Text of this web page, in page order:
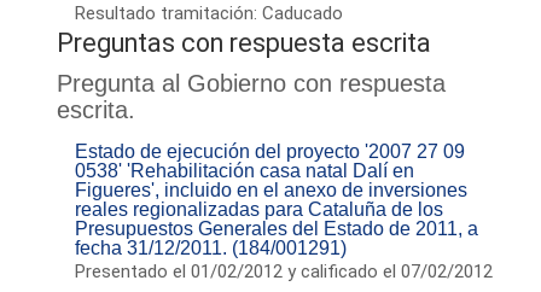
Resultado tramitación: Caducado
Preguntas con respuesta escrita
Pregunta al Gobierno con respuesta
escrita.
Estado de ejecución del proyecto '2007 27 09
0538' 'Rehabilitación casa natal Dalí en
Figueres', incluido en el anexo de inversiones
reales regionalizadas para Cataluña de los
Presupuestos Generales del Estado de 2011, a
fecha 31/12/2011. (184/001291)
Presentado el 01/02/2012 y calificado el 07/02/2012